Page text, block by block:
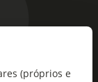
(próprios e